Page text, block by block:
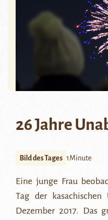
26 Jahre
Bild des Tages 1Minute
Eine junge Frau
Tag der kasachischen
Dezember 2017. Das